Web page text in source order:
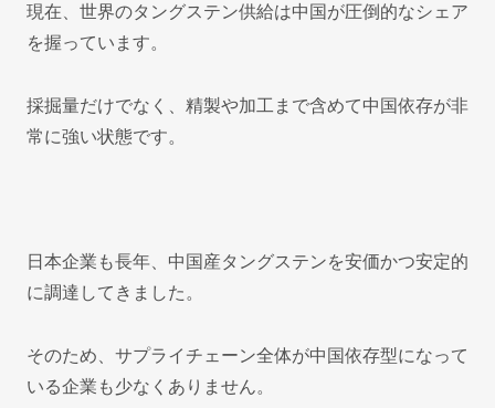
現在、世界のタングステン供給は中国が圧倒的なシェア
を握っています。
採掘量だけでなく、精製や加工まで含めて中国依存が非
常に強い状態です。
日本企業も長年、中国産タングステンを安価かつ安定的
に調達してきました。
そのため、サプライチェーン全体が中国依存型になって
いる企業も少なくありません。